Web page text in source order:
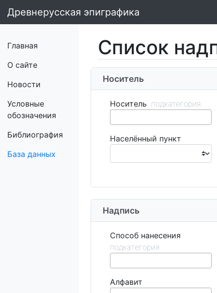
Древнерусская эпиграфика
Главная
О сайте
Новости
Условные
обозначения
Библиография
База данных
Список
Носитель
Носитель
Населённый пункт
Надпись
Способ нанесения
Алфавит